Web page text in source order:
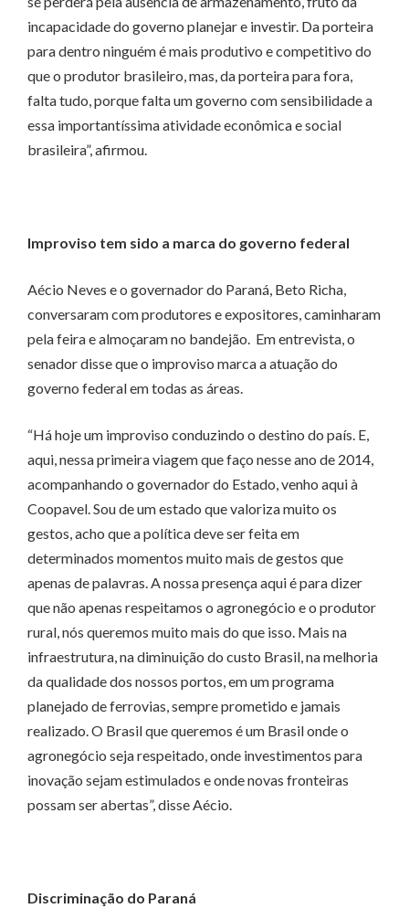
incapacidade do governo planejar e investir. Da porteira
para dentro ninguém é mais produtivo e competitivo do
que o produtor brasileiro, mas, da porteira para fora,
falta tudo, porque falta um governo com sensibilidade a
essa importantíssima atividade econômica e social
brasileira”, afirmou.
Improviso tem sido a marca do governo federal
Aécio Neves e o governador do Paraná, Beto Richa,
conversaram com produtores e expositores, caminharam
pela feira e almoçaram no bandejão. Em entrevista, o
senador disse que o improviso marca a atuação do
governo federal em todas as áreas.
“Há hoje um improviso conduzindo o destino do país. E,
aqui, nessa primeira viagem que faço nesse ano de 2014,
acompanhando o governador do Estado, venho aqui à
Coopavel. Sou de um estado que valoriza muito os
gestos, acho que a política deve ser feita em
determinados momentos muito mais de gestos que
apenas de palavras. A nossa presença aqui é para dizer
que não apenas respeitamos o agronegócio e o produtor
rural, nós queremos muito mais do que isso. Mais na
infraestrutura, na diminuição do custo Brasil, na melhoria
da qualidade dos nossos portos, em um programa
planejado de ferrovias, sempre prometido e jamais
realizado. O Brasil que queremos é um Brasil onde o
agronegócio seja respeitado, onde investimentos para
inovação sejam estimulados e onde novas fronteiras
possam ser abertas”, disse Aécio.
Discriminação do Paraná